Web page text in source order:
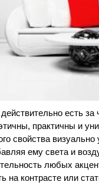
есть
практичны и
свойства визуально
ему света и
любых
на контрасте или